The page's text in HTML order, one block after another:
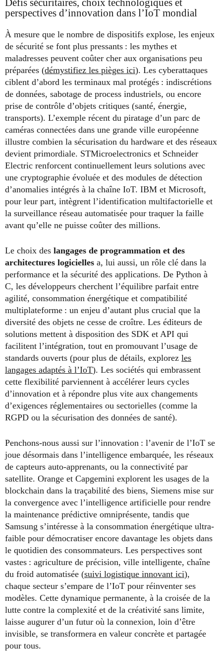
Défis sécuritaires, choix technologiques et
perspectives d’innovation dans l’IoT mondial
À mesure que le nombre de dispositifs explose, les enjeux
de sécurité se font plus pressants : les mythes et
maladresses peuvent coûter cher aux organisations peu
préparées (démystifiez les pièges ici). Les cyberattaques
ciblent d’abord les terminaux mal protégés : indiscrétions
de données, sabotage de process industriels, ou encore
prise de contrôle d’objets critiques (santé, énergie,
transports). L’exemple récent du piratage d’un parc de
caméras connectées dans une grande ville européenne
illustre combien la sécurisation du hardware et des réseaux
devient primordiale. STMicroelectronics et Schneider
Electric renforcent continuellement leurs solutions avec
une cryptographie évoluée et des modules de détection
d’anomalies intégrés à la chaîne IoT. IBM et Microsoft,
pour leur part, intègrent l’identification multifactorielle et
la surveillance réseau automatisée pour traquer la faille
avant qu’elle ne puisse coûter des millions.
Le choix des langages de programmation et des
architectures logicielles a, lui aussi, un rôle clé dans la
performance et la sécurité des applications. De Python à
C, les développeurs cherchent l’équilibre parfait entre
agilité, consommation énergétique et compatibilité
multiplateforme : un enjeu d’autant plus crucial que la
diversité des objets ne cesse de croître. Les éditeurs de
solutions mettent à disposition des SDK et API qui
facilitent l’intégration, tout en promouvant l’usage de
standards ouverts (pour plus de détails, explorez les
langages adaptés à l’IoT). Les sociétés qui embrassent
cette flexibilité parviennent à accélérer leurs cycles
d’innovation et à répondre plus vite aux changements
d’exigences réglementaires ou sectorielles (comme la
RGPD ou la sécurisation des données de santé).
Penchons-nous aussi sur l’innovation : l’avenir de l’IoT se
joue désormais dans l’intelligence embarquée, les réseaux
de capteurs auto-apprenants, ou la connectivité par
satellite. Orange et Capgemini explorent les usages de la
blockchain dans la traçabilité des biens, Siemens mise sur
la convergence avec l’intelligence artificielle pour rendre
la maintenance prédictive omniprésente, tandis que
Samsung s’intéresse à la consommation énergétique ultra-
faible pour démocratiser encore davantage les objets dans
le quotidien des consommateurs. Les perspectives sont
vastes : agriculture de précision, ville intelligente, chaîne
du froid automatisée (suivi logistique innovant ici),
chaque secteur s’empare de l’IoT pour réinventer ses
modèles. Cette dynamique permanente, à la croisée de la
lutte contre la complexité et de la créativité sans limite,
laisse augurer d’un futur où la connexion, loin d’être
invisible, se transformera en valeur concrète et partagée
pour tous.